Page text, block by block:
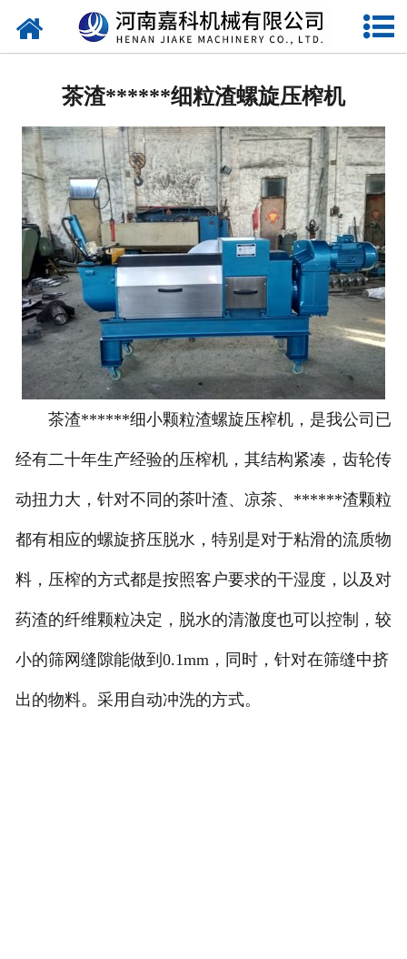
网站首页
双螺旋压榨机
特制螺旋压榨机
石榴剥皮机
过滤机
水果处理设备
茶渣******细粒渣螺旋压榨机
茶渣******细小颗粒渣螺旋压榨机，是我公司已
经有二十年生产经验的压榨机，其结构紧凑，齿轮传
动扭力大，针对不同的茶叶渣、凉茶、******渣颗粒
都有相应的螺旋挤压脱水，特别是对于粘滑的流质物
料，压榨的方式都是按照客户要求的干湿度，以及对
药渣的纤维颗粒决定，脱水的清澈度也可以控制，较
小的筛网缝隙能做到0.1mm，同时，针对在筛缝中挤
出的物料。采用自动冲洗的方式。